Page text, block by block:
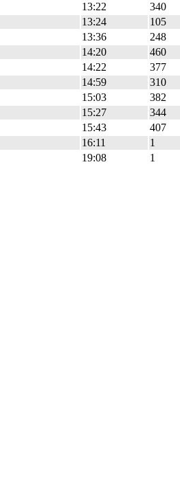
13:22
340
13:24
105
13:36
248
14:20
460
14:22
377
14:59
310
15:03
382
15:27
344
15:43
407
16:11
1
19:08 1